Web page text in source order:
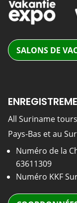
SALONS DE
All Suriname
Pays-Bas et au
Numéro de la
63611309
Numéro KKF